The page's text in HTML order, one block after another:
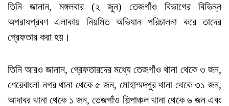
তিনি জানান, মঙ্গলবার (২ জুন) তেজগাঁও বিভাগের বিভিন্ন
অপরাধপ্রবণ এলাকায় নিয়মিত অভিযান পরিচালনা করে তাদের
গ্রেফতার করা হয়।
তিনি আরও জানান, গ্রেফতারদের মধ্যে তেজগাঁও থানা থেকে ৩ জন,
শেরেবাংলা নগর থানা থেকে ৫ জন, মোহাম্মদপুর থানা থেকে ৩১ জন,
আদাবর থানা থেকে ১ জন, তেজগাঁও শিল্পাঞ্চল থানা থেকে ৬ জন এবং